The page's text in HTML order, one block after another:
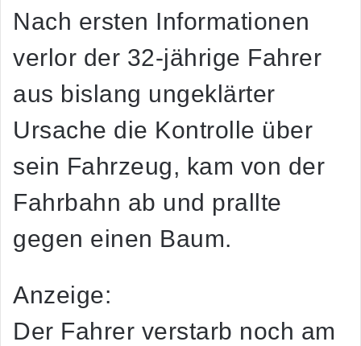
Nach ersten Informationen
verlor der 32-jährige Fahrer
aus bislang ungeklärter
Ursache die Kontrolle über
sein Fahrzeug, kam von der
Fahrbahn ab und prallte
gegen einen Baum.
Anzeige:
Der Fahrer verstarb noch am